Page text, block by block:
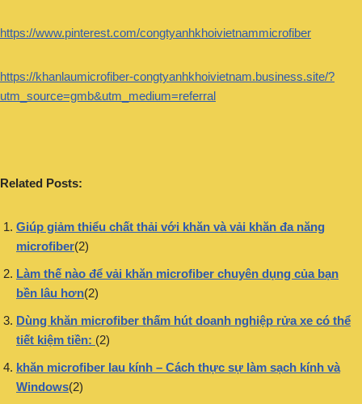
https://www.pinterest.com/congtyanhkhoivietnammicrofiber
https://khanlaumicrofiber-congtyanhkhoivietnam.business.site/?
utm_source=gmb&utm_medium=referral
Related Posts:
Giúp giảm thiểu chất thải với khăn và vải khăn đa năng
microfiber(2)
Làm thế nào để vải khăn microfiber chuyên dụng của bạn
bền lâu hơn(2)
Dùng khăn microfiber thấm hút doanh nghiệp rửa xe có thể
tiết kiệm tiền: (2)
khăn microfiber lau kính – Cách thực sự làm sạch kính và
Windows(2)